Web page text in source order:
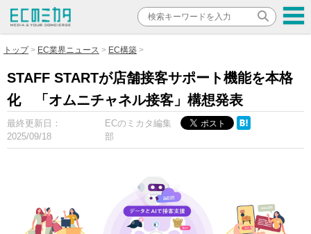
トップ EC業界ニュース EC構築
STAFF STARTが店舗接客サポート機能を本格
化 「オムニチャネル接客」構想発表
最終更新日：
2025/09/18
ECのミカタ編集
部